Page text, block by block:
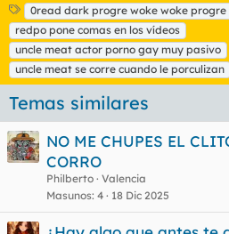
E
t
i
q
u
e
t
a
s
0read dark progre woke woke progre
redpo pone comas en los vídeos
uncle meat actor porno gay muy pasivo
uncle meat se corre cuando le porculizan
Temas similares
NO ME CHUPES EL
CORRO
Philberto Valencia
Masunos 4 18 Dic 2025